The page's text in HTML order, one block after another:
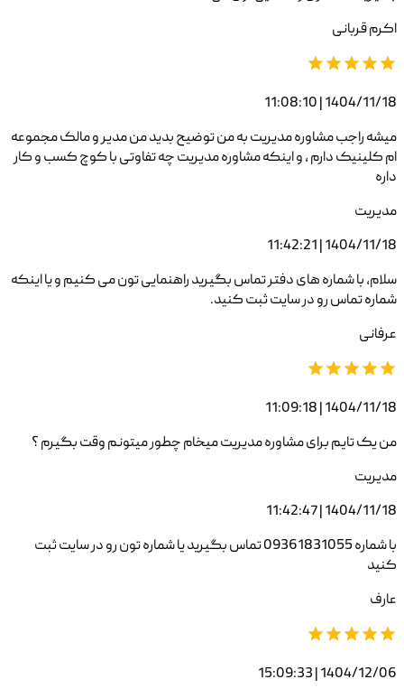
اکرم قربانی
1404/11/18 | 11:08:10
میشه راجب مشاوره مدیریت به من توضیح بدید من مدیر و مالک مجموعه
ام کلینیک دارم ، و اینکه مشاوره مدیریت چه تفاوتی با کوچ کسب و کار
داره
مدیریت
1404/11/18 | 11:42:21
سلام، با شماره های دفتر تماس بگیرید راهنمایی تون می کنیم و یا اینکه
شماره تماس رو در سایت ثبت کنید.
عرفانی
1404/11/18 | 11:09:18
من یک تایم برای مشاوره مدیریت میخام چطور میتونم وقت بگیرم ؟
مدیریت
1404/11/18 | 11:42:47
با شماره 09361831055 تماس بگیرید یا شماره تون رو در سایت ثبت
کنید
عارف
1404/12/06 | 15:09:33